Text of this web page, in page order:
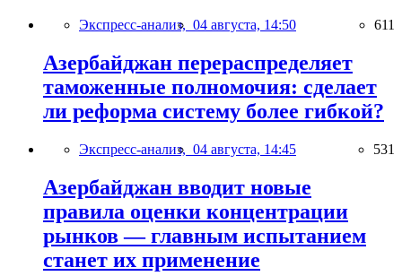
Экспресс-анализ, 04 августа, 14:50 611
Азербайджан перераспределяет
таможенные полномочия: сделает
ли реформа систему более гибкой?
Экспресс-анализ, 04 августа, 14:45 531
Азербайджан вводит новые
правила оценки концентрации
рынков — главным испытанием
станет их применение